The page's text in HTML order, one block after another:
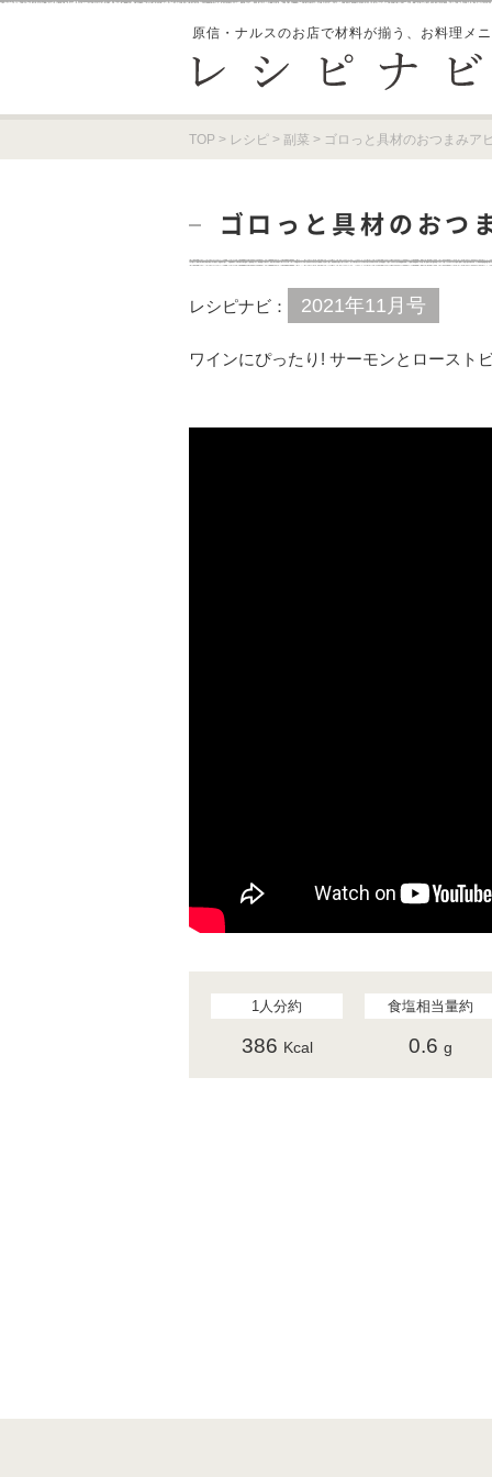
原信・ナルスのお店で材料が揃う、 お料理メ
TOP > レシピ > 副菜 > ゴロっと具材のおつまみア
ゴロっと具材のおつ
レシピナビ： 2021年11月号
ワインにぴったり! サーモンとロースト
1人分約
386 Kcal
食塩相当量約
0.6 g